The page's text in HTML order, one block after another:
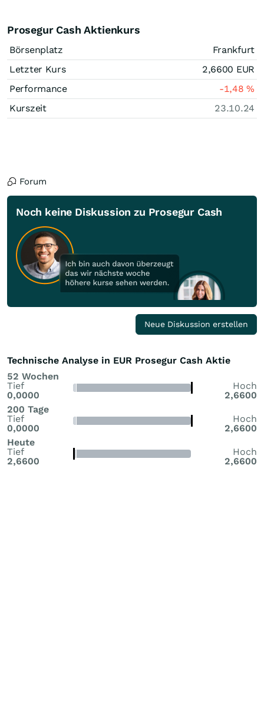
Prosegur Cash Aktienkurs
Börsenplatz
Frankfurt
Letzter Kurs
2,6600 EUR
Performance
-1,48%
Kurszeit
23.10.24
Forum
Noch keine Diskussion zu Prosegur Cash
Neue Diskussion erstellen
Technische Analyse in EUR Prosegur Cash Aktie
52 Wochen
Tief
0,0000
Hoch
2,6600
200 Tage
Tief
0,0000
Hoch
2,6600
Heute
Tief
2,6600
Hoch
2,6600